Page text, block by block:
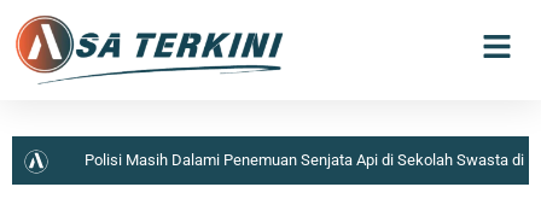
Polisi Masih Dalami Penemuan Senjata Api di Sekolah Swasta di